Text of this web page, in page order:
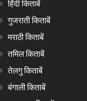
हिंदी किताबें
गुजराती किताबें
मराठी किताबें
तमिल किताबें
तेलगु किताबें
बंगाली किताबें